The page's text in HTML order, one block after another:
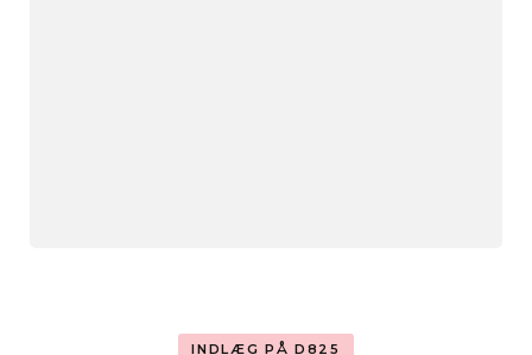
INDLÆG PÅ D825